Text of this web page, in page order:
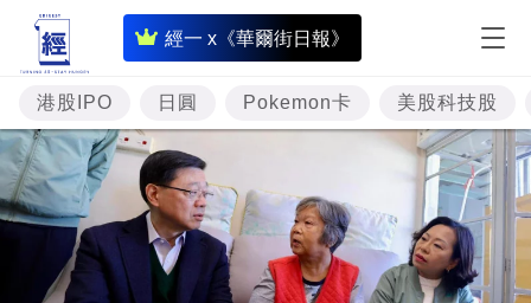
經一 x《華爾街日報》
即
時
財
經
專
題
投
港股IPO 日圓 Pokemon卡 美股科技股